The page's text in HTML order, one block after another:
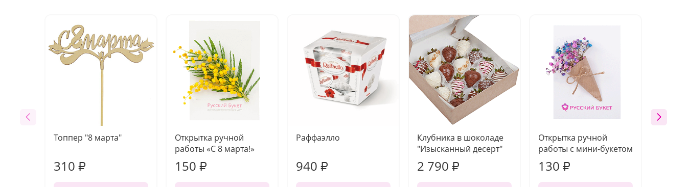
Топпер "8 марта"
310 ₽
Открытка ручной
работы «С 8 марта!»
150 ₽
Раффаэлло
940 ₽
Клубника в шоколаде
"Изысканный десерт"
2 790 ₽
Открытка ручной
работы с мини-букетом
130 ₽